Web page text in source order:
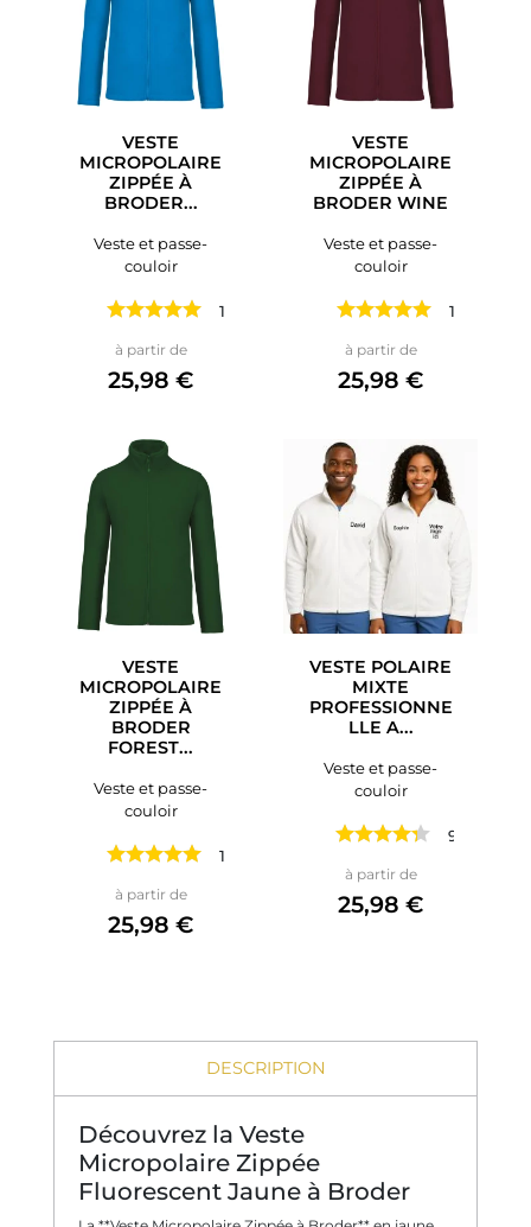
VESTE
MICROPOLAIRE
ZIPPÉE À
BRODER...
Veste et passe-
couloir
1 avis
à partir dePrix
25,98 €
VESTE
MICROPOLAIRE
ZIPPÉE À
BRODER WINE
Veste et passe-
couloir
1 avis
à partir dePrix
25,98 €
VESTE
MICROPOLAIRE
ZIPPÉE À
BRODER
FOREST...
Veste et passe-
couloir
1 avis
à partir dePrix
25,98 €
VESTE POLAIRE
MIXTE
PROFESSIONNE
LLE A...
Veste et passe-
couloir
9 avis
à partir dePrix
25,98 €
DESCRIPTION
Découvrez la Veste
Micropolaire Zippée
Fluorescent Jaune à Broder